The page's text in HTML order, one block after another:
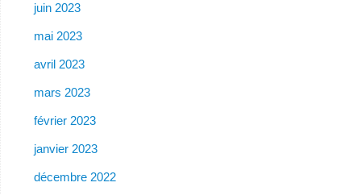
juin 2023
mai 2023
avril 2023
mars 2023
février 2023
janvier 2023
décembre 2022